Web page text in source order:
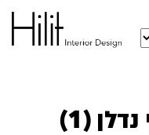
(1)